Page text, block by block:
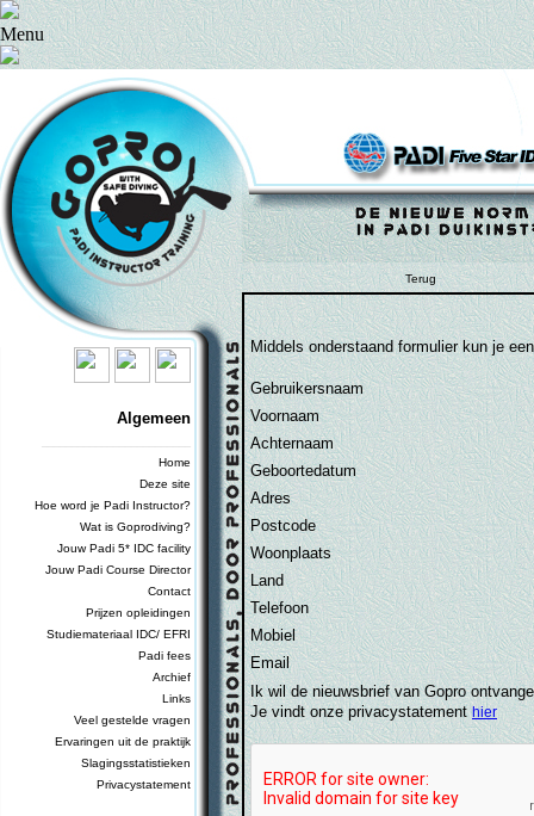
Menu
Algemeen
Home
Deze site
Hoe word je Padi Instructor?
Wat is Goprodiving?
Jouw Padi 5* IDC facility
Jouw Padi Course Director
Contact
Prijzen opleidingen
Studiemateriaal IDC/ EFRI
Padi fees
Archief
Links
Veel gestelde vragen
Ervaringen uit de praktijk
Slagingsstatistieken
Privacystatement
Terug
Middels onderstaand formulier kun je
Gebruikersnaam
Voornaam
Achternaam
Geboortedatum
Adres
Postcode
Woonplaats
Land
Telefoon
Mobiel
Email
Ik wil de nieuwsbrief van Gopro
Je vindt onze privacystatementhier